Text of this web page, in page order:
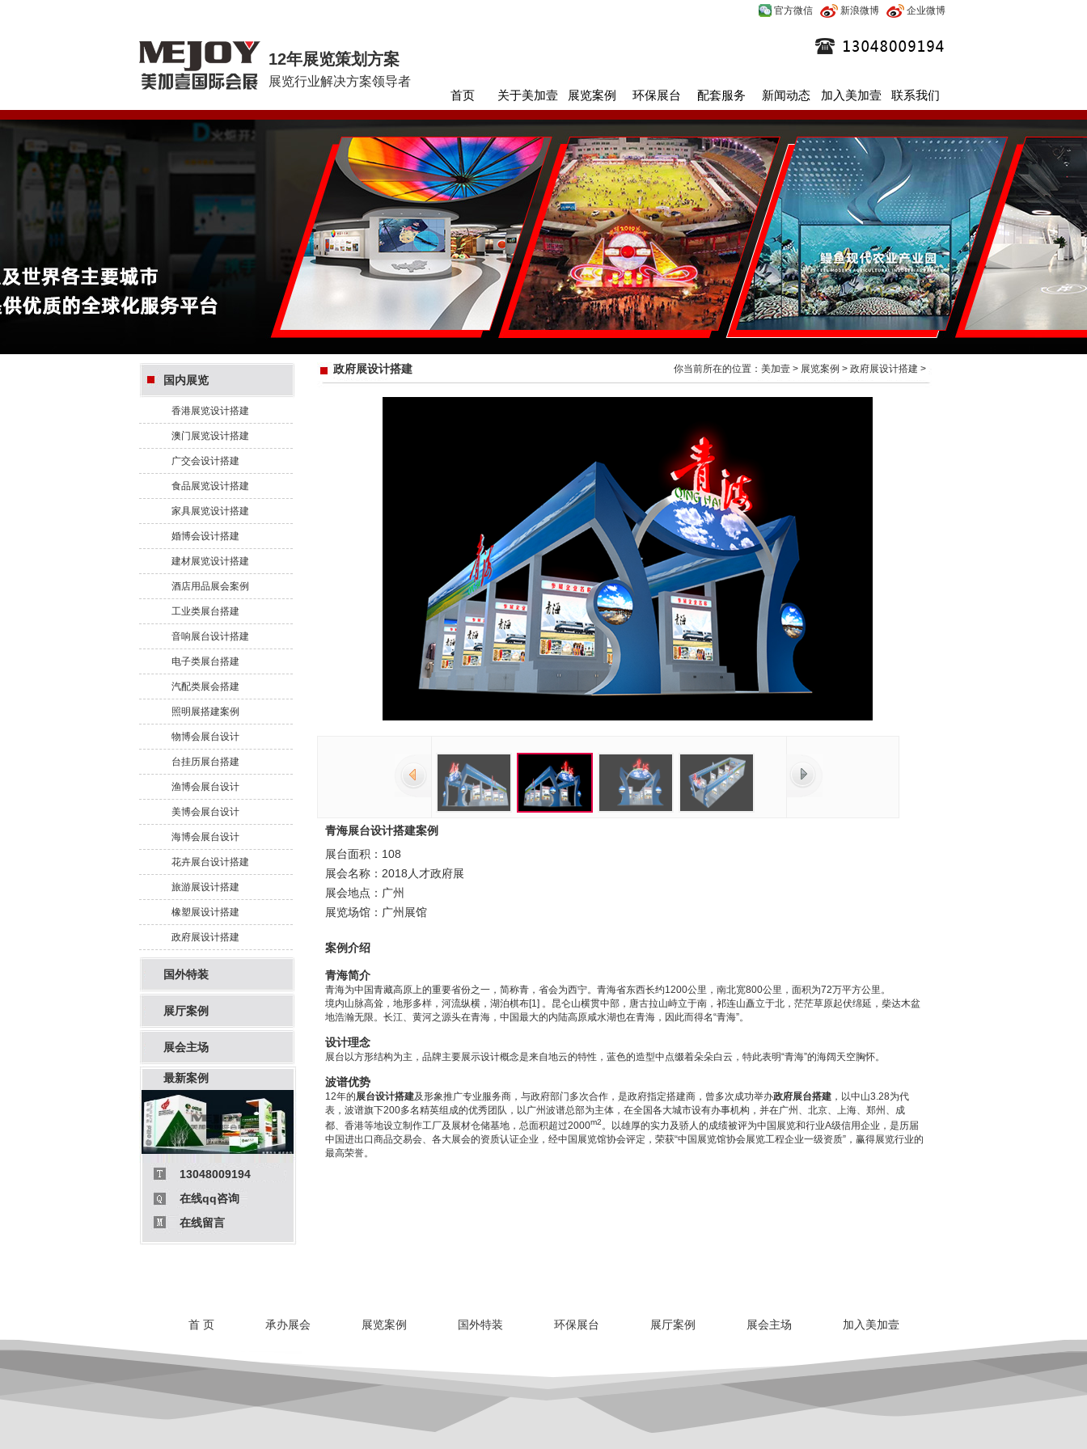
官方微信 新浪微博 企业微博
12年展览策划方案
展览行业解决方案领导者
首页
关于美加壹 展览案例 环保展台 配套服务 新闻动态 加入美加壹 联系我们
国内展览
香港展览设计搭建
澳门展览设计搭建
广交会设计搭建
食品展览设计搭建
家具展览设计搭建
婚博会设计搭建
建材展览设计搭建
酒店用品展会案例
工业类展台搭建
音响展台设计搭建
电子类展台搭建
汽配类展会搭建
照明展搭建案例
物博会展台设计
台挂历展台搭建
渔博会展台设计
美博会展台设计
海博会展台设计
花卉展台设计搭建
旅游展设计搭建
橡塑展设计搭建
政府展设计搭建
国外特装
展厅案例
展会主场
最新案例
13048009194
在线qq咨询
在线留言
政府展设计搭建 你当前所在的位置： 美加壹 > 展览案例 > 政府展设计搭建 >
青海展台设计搭建案例
展台面积：108
展会名称：2018人才政府展
展会地点：广州
展览场馆：广州展馆
案例介绍
青海简介
青海为中国青藏高原上的重要省份之一，简称青，省会为西宁。青海省东西长约1200公里，南北宽800公里，面积为72万平方公里。
境内山脉高耸，地形多样，河流纵横，湖泊棋布[1] 。昆仑山横贯中部，唐古拉山峙立于南，祁连山矗立于北，茫茫草原起伏绵延，柴达木盆
地浩瀚无限。长江、黄河之源头在青海，中国最大的内陆高原咸水湖也在青海，因此而得名“青海”。
设计理念
展台以方形结构为主，品牌主要展示设计概念是来自地云的特性，蓝色的造型中点缀着朵朵白云，特此表明“青海”的海阔天空胸怀。
波谱优势
12年的展台设计搭建及形象推广专业服务商，与政府部门多次合作，是政府指定搭建商，曾多次成功举办政府展台搭建 ，以中山3.28为代
表，波谱旗下200多名精英组成的优秀团队，以广州波谱总部为主体，在全国各大城市设有办事机构，并在广州、北京、上海、郑州、成
都、香港等地设立制作工厂及展材仓储基地，总面积超过2000m2。以雄厚的实力及骄人的成绩被评为中国展览和行业A级信用企业，是历届
中国进出口商品交易会、各大展会的资质认证企业，经中国展览馆协会评定，荣获“中国展览馆协会展览工程企业一级资质”，赢得展览行业的
最高荣誉。
首 页 承办展会 展览案例 国外特装 环保展台 展厅案例 展会主场 加入美加壹